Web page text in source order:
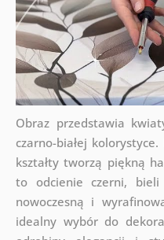
Obraz przedstawia
czarno-białej
kształty tworzą piękną
to odcienie czerni,
nowoczesną i
idealny wybór do